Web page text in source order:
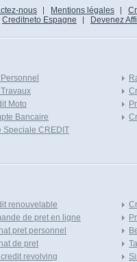
nous Mentions légales
Creditneto Espagne Devenez
Travaux
Moto
Bancaire
Speciale CREDIT
renouvelable
de pret en ligne
pret personnel
de pret
credit revolving